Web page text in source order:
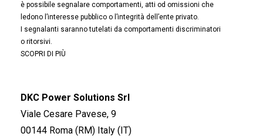
è possibile segnalare comportamenti, atti od omissioni che
ledono l’interesse pubblico o l’integrità dell’ente privato.
I segnalanti saranno tutelati da comportamenti discriminatori
o ritorsivi.
SCOPRI DI PIÙ
DKC Power Solutions Srl
Viale Cesare Pavese, 9
00144 Roma (RM) Italy (IT)